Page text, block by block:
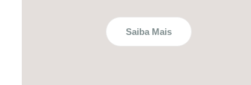
Saiba Mais